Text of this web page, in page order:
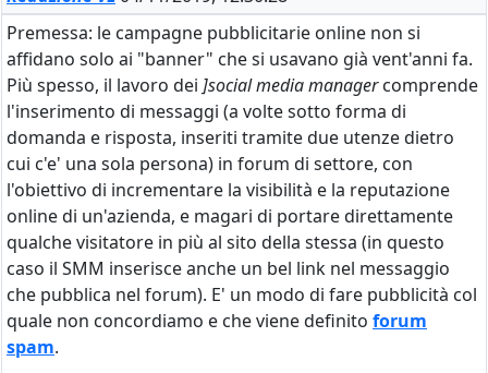
Premessa: le campagne pubblicitarie online non si
affidano solo ai "banner" che si usavano già vent'anni fa.
Più spesso, il lavoro dei ]social media managercomprende
l'inserimento di messaggi (a volte sotto forma di
domanda e risposta, inseriti tramite due utenze dietro
cui c'e' una sola persona) in forum di settore, con
l'obiettivo di incrementare la visibilità e la reputazione
online di un'azienda, e magari di portare direttamente
qualche visitatore in più al sito della stessa (in questo
caso il SMM inserisce anche un bel link nel messaggio
che pubblica nel forum). E' un modo di fare pubblicità col
quale non concordiamo e che viene definito forum
spam.